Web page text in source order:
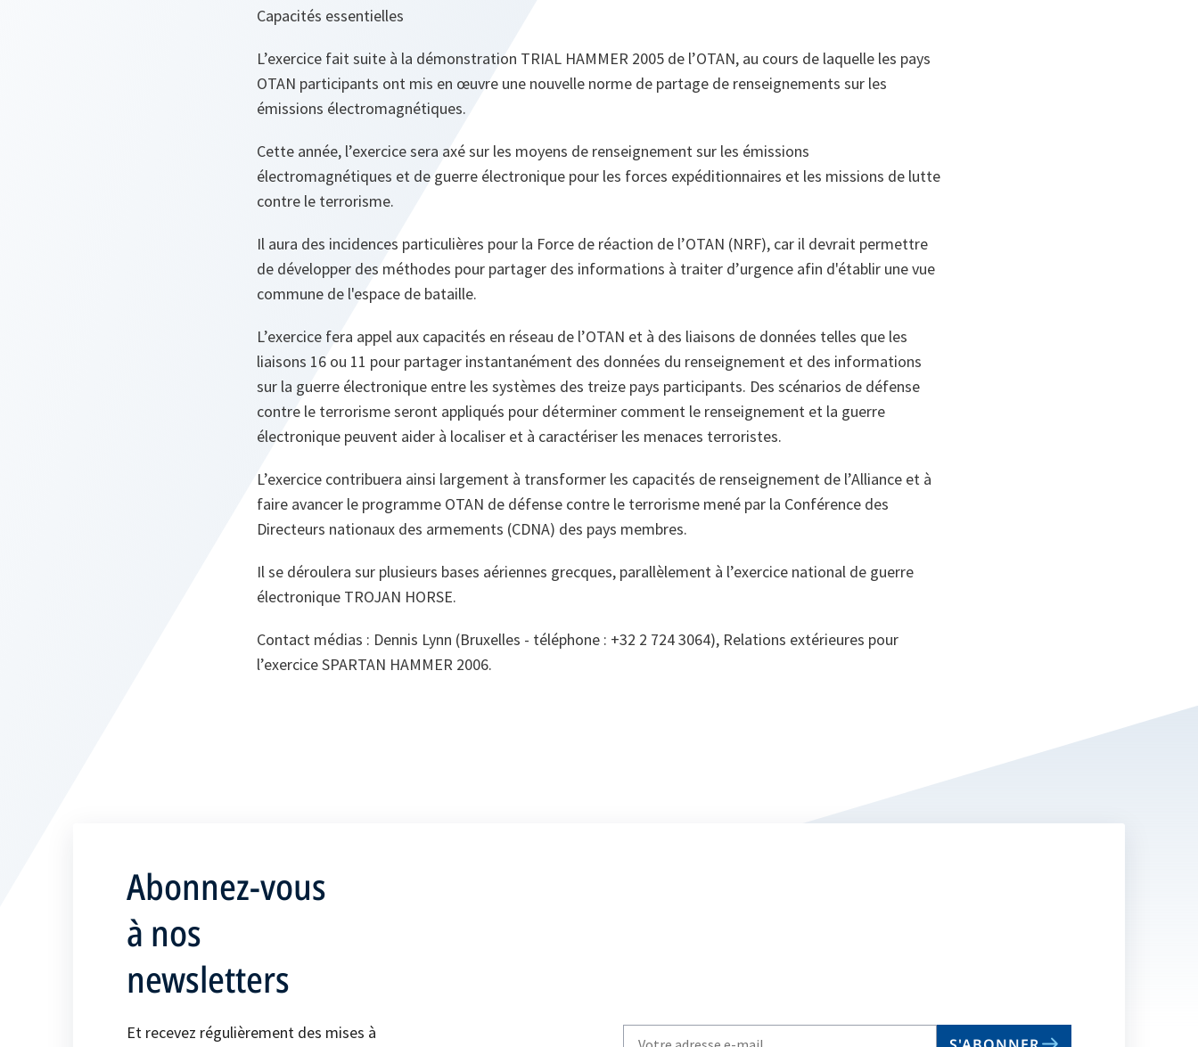
Capacités essentielles
L’exercice fait suite à la démonstration TRIAL HAMMER 2005 de l’OTAN, au cours de laquelle les pays
OTAN participants ont mis en œuvre une nouvelle norme de partage de renseignements sur les
émissions électromagnétiques.
Cette année, l’exercice sera axé sur les moyens de renseignement sur les émissions
électromagnétiques et de guerre électronique pour les forces expéditionnaires et les missions de lutte
contre le terrorisme.
Il aura des incidences particulières pour la Force de réaction de l’OTAN (NRF), car il devrait permettre
de développer des méthodes pour partager des informations à traiter d’urgence afin d'établir une vue
commune de l'espace de bataille.
L’exercice fera appel aux capacités en réseau de l’OTAN et à des liaisons de données telles que les
liaisons 16 ou 11 pour partager instantanément des données du renseignement et des informations
sur la guerre électronique entre les systèmes des treize pays participants. Des scénarios de défense
contre le terrorisme seront appliqués pour déterminer comment le renseignement et la guerre
électronique peuvent aider à localiser et à caractériser les menaces terroristes.
L’exercice contribuera ainsi largement à transformer les capacités de renseignement de l’Alliance et à
faire avancer le programme OTAN de défense contre le terrorisme mené par la Conférence des
Directeurs nationaux des armements (CDNA) des pays membres.
Il se déroulera sur plusieurs bases aériennes grecques, parallèlement à l’exercice national de guerre
électronique TROJAN HORSE.
Contact médias : Dennis Lynn (Bruxelles - téléphone : +32 2 724 3064), Relations extérieures pour
l’exercice SPARTAN HAMMER 2006.
Abonnez-vous
à nos
newsletters
Et recevez régulièrement des mises à